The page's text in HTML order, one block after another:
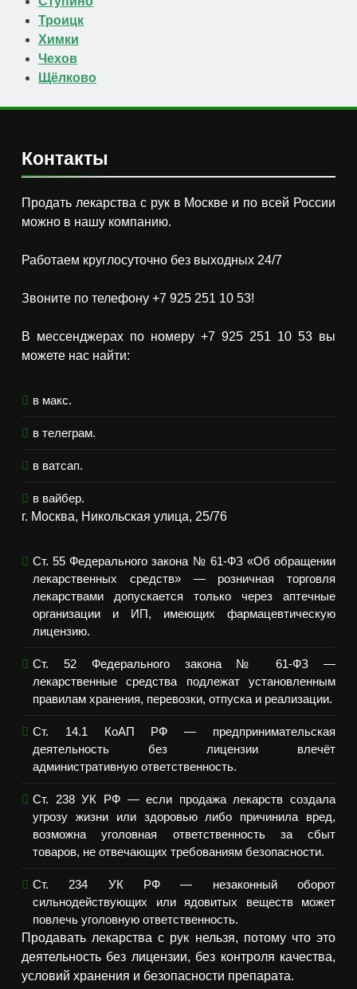
Троицк
Химки
Чехов
Щёлково
Контакты
Продать лекарства с рук в Москве и по всей России
можно в нашу компанию.
Работаем круглосуточно без выходных 24/7
Звоните по телефону +7 925 251 10 53!
В мессенджерах по номеру +7 925 251 10 53 вы
можете нас найти:
в макс.
в телеграм.
в ватсап.
в вайбер.
г. Москва, Никольская улица, 25/76
Ст. 55 Федерального закона № 61-ФЗ «Об обращении
лекарственных средств» — розничная торговля
лекарствами допускается только через аптечные
организации и ИП, имеющих фармацевтическую
лицензию.
Ст. 52 Федерального закона № 61-ФЗ —
лекарственные средства подлежат установленным
правилам хранения, перевозки, отпуска и реализации.
Ст. 14.1 КоАП РФ — предпринимательская
деятельность без лицензии влечёт
административную ответственность.
Ст. 238 УК РФ — если продажа лекарств создала
угрозу жизни или здоровью либо причинила вред,
возможна уголовная ответственность за сбыт
товаров, не отвечающих требованиям безопасности.
Ст. 234 УК РФ — незаконный оборот
сильнодействующих или ядовитых веществ может
повлечь уголовную ответственность.
Продавать лекарства с рук нельзя, потому что это
деятельность без лицензии, без контроля качества,
условий хранения и безопасности препарата.